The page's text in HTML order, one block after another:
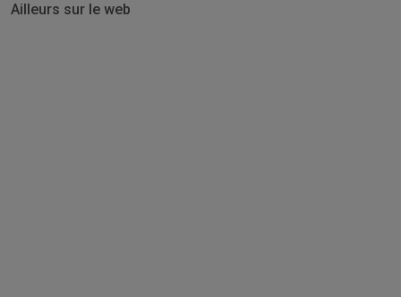
Ailleurs sur le web